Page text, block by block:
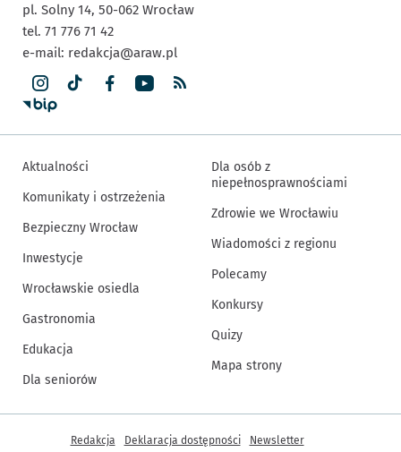
pl. Solny 14, 50-062 Wrocław
tel. 71 776 71 42
e-mail: redakcja@araw.pl
Aktualności
Komunikaty i ostrzeżenia
Bezpieczny Wrocław
Inwestycje
Wrocławskie osiedla
Gastronomia
Edukacja
Dla seniorów
Dla osób z
niepełnosprawnościami
Zdrowie we Wrocławiu
Wiadomości z regionu
Polecamy
Konkursy
Quizy
Mapa strony
Inne informacje
Redakcja Deklaracja dostępności Newsletter